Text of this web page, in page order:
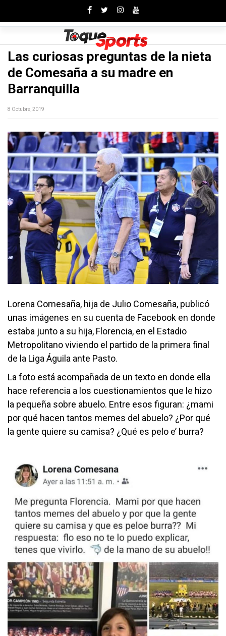
Las curiosas preguntas de la nieta
de Comesaña a su madre en
Barranquilla
8 Octubre, 2019
Lorena Comesaña, hija de Julio Comesaña, publicó
unas imágenes en su cuenta de Facebook en donde
estaba junto a su hija, Florencia, en el Estadio
Metropolitano viviendo el partido de la primera final
de la Liga Águila ante Pasto.
La foto está acompañada de un texto en donde ella
hace referencia a los cuestionamientos que le hizo
la pequeña sobre abuelo. Entre esos figuran: ¿mami
por qué hacen tantos memes del abuelo? ¿Por qué
la gente quiere su camisa? ¿Qué es pelo e’ burra?